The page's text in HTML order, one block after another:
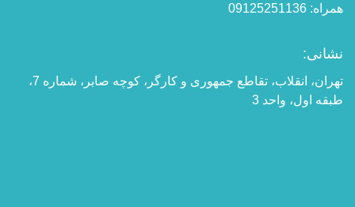
همراه: 09125251136
نشانی:
تهران، انقلاب، تقاطع جمهوری و کارگر، کوچه صابر، شماره 7،
طبقه اول، واحد 3